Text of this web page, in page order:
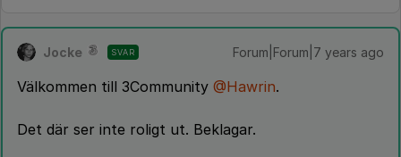
Jocke SVAR Forum|Forum|7 years ago
Välkommen till 3Community @Hawrin.
Det där ser inte roligt ut. Beklagar.